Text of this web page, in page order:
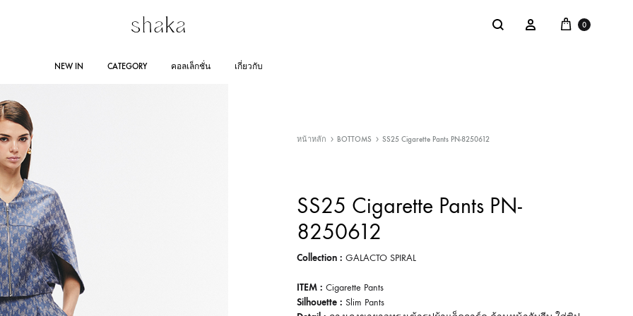
Shakastyles.com
Contemporary
Search Sign in Cart
0
NEW IN CATEGORY คอลเล็กชั่น
SUMMER 2025
AUTUMN WINTER 2023 RAKU
เกี่ยวกับ
Lazada : Shaka Flagship Store
หน้าหลัก BOTTOMS SS25 Cigarette Pants PN-8250612
SS25 Cigarette Pants PN-
8250612
Collection : GALACTO SPIRAL
ITEM : Cigarette Pants
Silhouette : Slim Pants